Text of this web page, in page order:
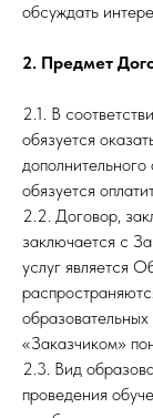
обсуждать
2. Предмет
2.1. В
обязуется
обязуется
2.2. Договор,
заключается с
услуг является
«Заказчиком»
2.3. Вид
проведения